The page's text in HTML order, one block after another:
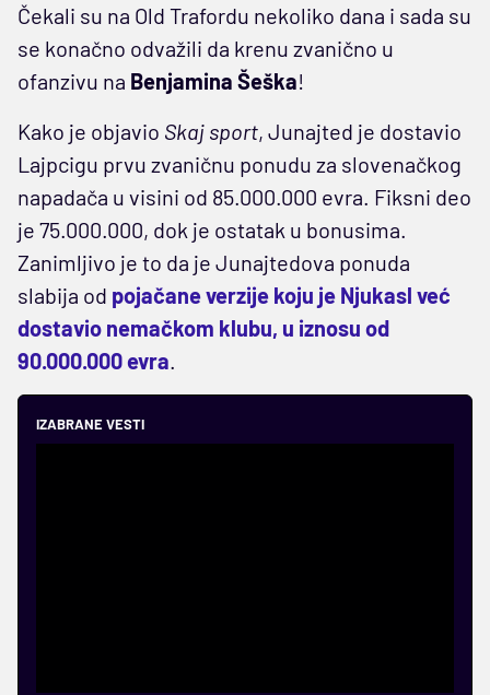
Čekali su na Old Trafordu nekoliko dana i sada su
se konačno odvažili da krenu zvanično u
ofanzivu na Benjamina Šeška!
Kako je objavio Skaj sport, Junajted je dostavio
Lajpcigu prvu zvaničnu ponudu za slovenačkog
napadača u visini od 85.000.000 evra. Fiksni deo
je 75.000.000, dok je ostatak u bonusima.
Zanimljivo je to da je Junajtedova ponuda
slabija od pojačane verzije koju je Njukasl već
dostavio nemačkom klubu, u iznosu od
90.000.000 evra.
IZABRANE VESTI